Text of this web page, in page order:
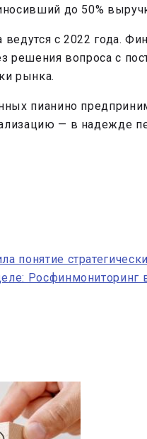
до 50%
с 2022 года.
решения вопроса с
рынка.
пианино
— в надежде
понятие
Росфинмониторинг